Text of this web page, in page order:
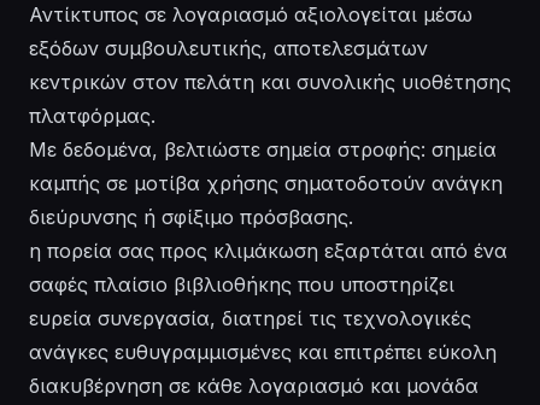
Αντίκτυπος σε λογαριασμό αξιολογείται μέσω
εξόδων συμβουλευτικής, αποτελεσμάτων
κεντρικών στον πελάτη και συνολικής υιοθέτησης
πλατφόρμας.
Με δεδομένα, βελτιώστε σημεία στροφής: σημεία
καμπής σε μοτίβα χρήσης σηματοδοτούν ανάγκη
διεύρυνσης ή σφίξιμο πρόσβασης.
η πορεία σας προς κλιμάκωση εξαρτάται από ένα
σαφές πλαίσιο βιβλιοθήκης που υποστηρίζει
ευρεία συνεργασία, διατηρεί τις τεχνολογικές
ανάγκες ευθυγραμμισμένες και επιτρέπει εύκολη
διακυβέρνηση σε κάθε λογαριασμό και μονάδα